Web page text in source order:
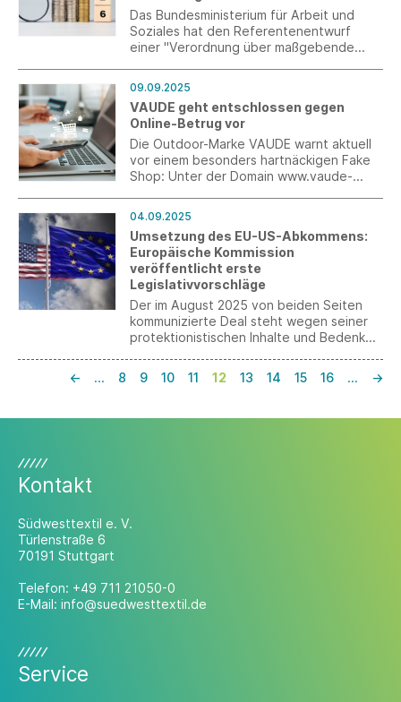
Das Bundesministerium für Arbeit und
Soziales hat den Referentenentwurf
einer "Verordnung über maßgebende
vorläufig festgelegt und müssen noch im
Bundeskabinett beschlossen werden.
09.09.2025
VAUDE geht entschlossen gegen
Online-Betrug vor
Die Outdoor-Marke VAUDE warnt aktuell
vor einem besonders hartnäckigen Fake
Shop: Unter der Domain www.vaude-
Ähnlichkeit mit dem offiziellen VAUDE
Onlineshop hat.
04.09.2025
Umsetzung des EU-US-Abkommens:
Europäische Kommission
veröffentlicht erste
Legislativvorschläge
Der im August 2025 von beiden Seiten
kommunizierte Deal steht wegen seiner
protektionistischen Inhalte und Bedenken
multilateralen Regeln der WTO weiterhin
in der Kritik. Die Europäische Kommission
getroffenen Abmachungen und stellt nun
← … 8 9 10 11 12 13 14 15 16 … →
Kontakt
Südwesttextil e. V.
Türlenstraße 6
70191 Stuttgart
Telefon: +49 711 21050-0
E-Mail: info@suedwesttextil.de
Service